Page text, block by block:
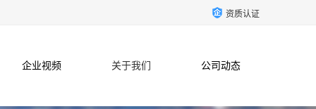
资质认证
企业视频 关于我们 公司动态